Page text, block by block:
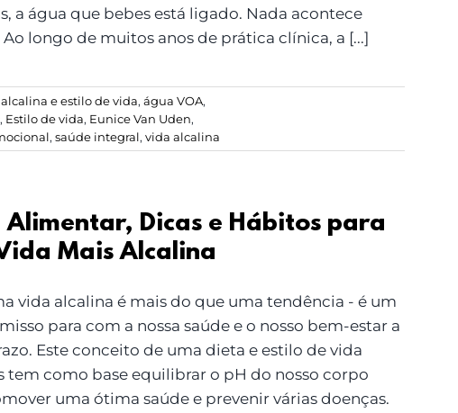
a água que bebes está ligado. Nada acontece
Ao longo de muitos anos de prática clínica, a [...]
e estilo de vida, água VOA,
, Estilo de vida, Eunice Van Uden,
, saúde integral, vida alcalina
Alimentar, Dicas e Hábitos para
Mais Alcalina
vida alcalina é mais do que uma tendência - é um
para com a nossa saúde e o nosso bem-estar a
Este conceito de uma dieta e estilo de vida
tem como base equilibrar o pH do nosso corpo
uma ótima saúde e prevenir várias doenças.